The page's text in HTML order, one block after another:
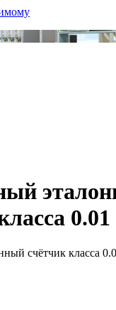
счётчик класса